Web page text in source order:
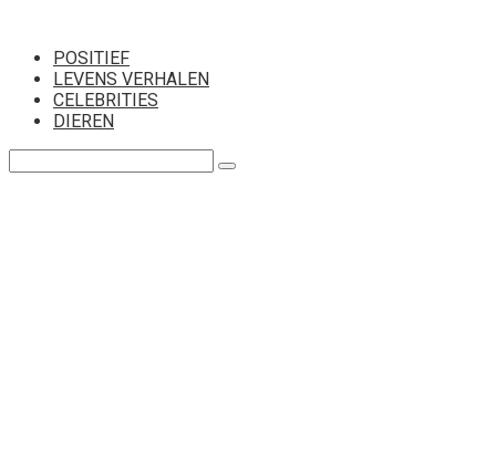
контентуPOSITIEF
LEVENS VERHALEN
CELEBRITIES
DIEREN